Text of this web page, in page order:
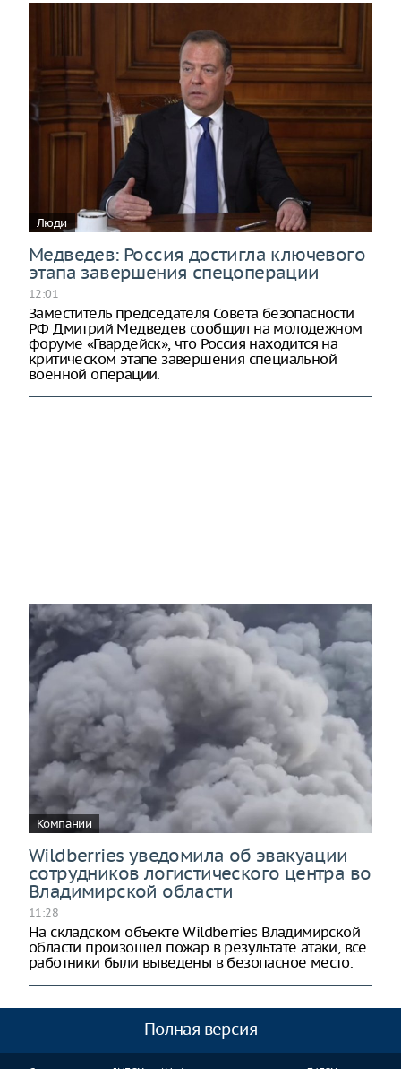
Люди
Медведев: Россия достигла ключевого
этапа завершения спецоперации
12:01
Заместитель председателя Совета безопасности
РФ Дмитрий Медведев сообщил на молодежном
форуме «Гвардейск», что Россия находится на
критическом этапе завершения специальной
военной операции.
Компании
Wildberries уведомила об эвакуации
сотрудников логистического центра во
Владимирской области
11:28
На складском объекте Wildberries Владимирской
области произошел пожар в результате атаки, все
работники были выведены в безопасное место.
Полная версия